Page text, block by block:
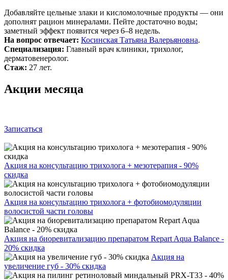
Добавляйте цельные злаки и кисломолочные продукты — они
дополнят рацион минералами. Пейте достаточно воды;
заметный эффект появится через 6–8 недель.
На вопрос отвечает: Косинская Татьяна Валерьяновна.
Специализация: Главный врач клиники, трихолог,
дерматовенеролог.
Стаж: 27 лет.
Акции месяца
Записаться
Акция на консультацию трихолога + мезотерапия - 90%
скидка
Акция на консультацию трихолога + фотобиомодуляции
волосистой части головы
Акция на биоревитализацию препаратом Repart Aqua Balance -
20% скидка
Акция на
увеличение губ - 30% скидка